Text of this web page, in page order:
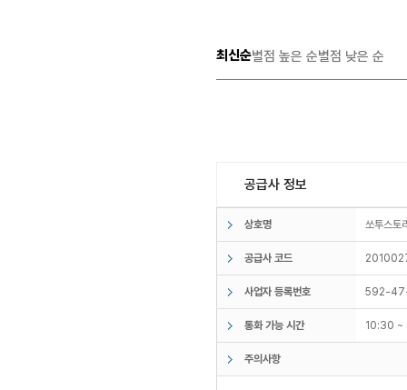
최신순별점 높은 순별점 낮은 순
공급사 정보
상호명 쏘투스
공급사 코드
사업자 등록번호 592-
통화 가능 시간 10:30
주의사항